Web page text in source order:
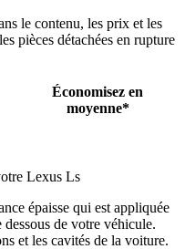
le contenu, les prix et les
pièces détachées en rupture
Économisez en
moyenne*
Lexus Ls
épaisse qui est appliquée
de votre véhicule.
et les cavités de la voiture.